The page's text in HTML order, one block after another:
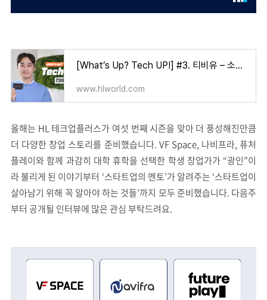
[What’s Up? Tech UP!] #3. 티비유 – 소비자와 시장을 아우르는 전기차 충전 시장의 해결사
www.hlworld.com
올해는 HL 테크업플러스가 여섯 번째 시즌을 맞아 더 풍성해진만큼
더 다양한 창업 스토리를 준비했습니다. VF Space, 나비프라, 퓨처
플레이와 함께 과감히 대학 휴학을 선택한 학생 창업가가 “광인”이
라 불리게 된 이야기부터 ‘스타트업의 멘토’가 알려주는 ‘스타트업이
살아남기 위해 꼭 알아야 하는 것들’까지 모두 준비했습니다. 다음주
부터 공개될 인터뷰에 많은 관심 부탁드려요.